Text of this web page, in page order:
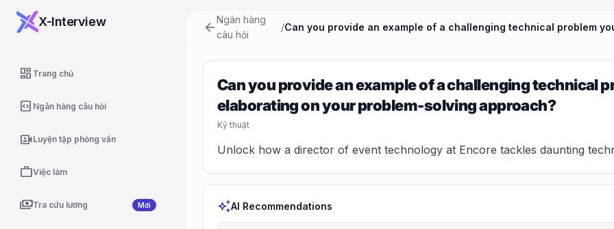
X-Interview
dashboard Trang chủ
code_blocks Ngân hàng câu hỏi
video_camera_frontLuyện tập phỏng vấn
workViệc làm
paymentsTra cứu lương Mới
arrow_backNgân hàng
câu hỏi
/
Can you provide an example of a challenging technical
elaborating on your problem-solving approach?
Kỹ thuật
Unlock how a director of event technology at Encore tackles daunting
auto_awesomeAI Recommendations